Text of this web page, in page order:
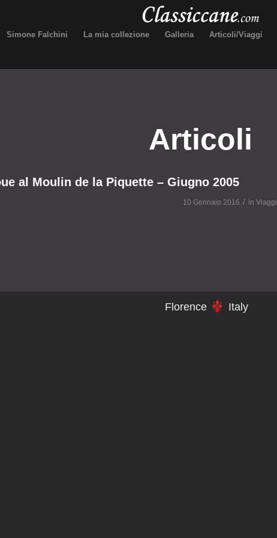
Simone Falchini La mia collezione Galleria Articoli/Viaggi
Articoli
al Moulin de la Piquette – Giugno 2005
10 Gennaio 2016 / in Viaggi
Florence Italy